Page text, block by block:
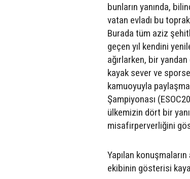
bunların yanında,
vatan evladı bu
Burada tüm aziz
geçen yıl kendini
ağırlarken, bir
kayak sever ve
kamuoyuyla
Şampiyonası
ülkemizin dört bir
misafirperverliğini
Yapılan konuşmaların
ekibinin gösterisi